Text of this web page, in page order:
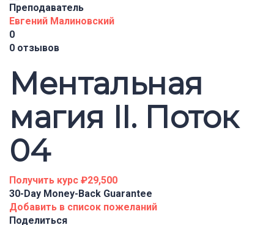
Преподаватель
Евгений Малиновский
0
0 отзывов
Ментальная
магия II. Поток
04
Получить курс ₽29,500
30-Day Money-Back Guarantee
Добавить в список пожеланий
Поделиться